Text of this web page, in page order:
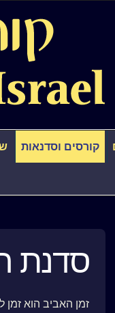
קורסים וסדנאות
סדנת
זמן האביב הוא